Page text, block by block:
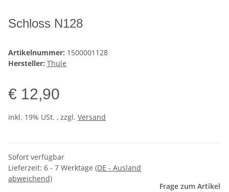
Schloss N128
Artikelnummer: 1500001128
Hersteller: Thule
€ 12,90
inkl. 19% USt. , zzgl. Versand
Sofort verfügbar
Lieferzeit: 6 - 7 Werktage (DE - Ausland
abweichend)
Frage zum Artikel